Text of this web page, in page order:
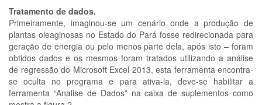
Tratamento de dados.
Primeiramente, imaginou-se um cenário onde a produção de
plantas oleaginosas no Estado do Pará fosse redirecionada para
geração de energia ou pelo menos parte dela, após isto – foram
obtidos dados e os mesmos foram tratados utilizando a análise
de regressão do Microsoft Excel 2013, esta ferramenta encontra-
se oculta no programa e para ativa-la, deve-se habilitar a
ferramenta “Analise de Dados” na caixa de suplementos como